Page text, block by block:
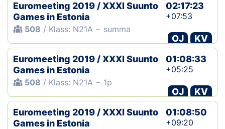
Euromeeting 2019 / XXXI Suunto
Games in Estonia
508 / Klass: N21A − summa
02:17:23
+07:53
OJ
KV
Euromeeting 2019 / XXXI Suunto
Games in Estonia
508 / Klass: N21A − 1p
01:08:33
+05:25
OJ
KV
Euromeeting 2019 / XXXI Suunto
Games in Estonia
01:08:50
+09:20